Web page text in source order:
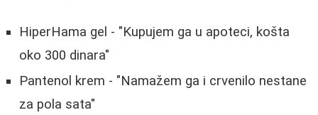
HiperHama gel - "Kupujem ga u apoteci, košta
oko 300 dinara"
Pantenol krem - "Namažem ga i crvenilo nestane
za pola sata"